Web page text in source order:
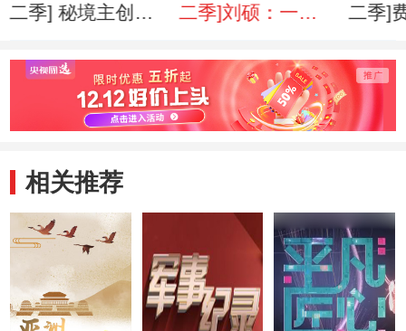
二季] 秘境主创深
越看越痛苦
二季]刘硕：一碗
道最感人
二季]
相关推荐